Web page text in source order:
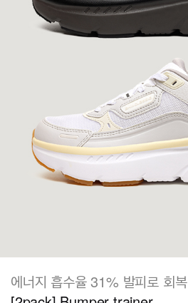
에너지 흡수율 31% 발피로 회복